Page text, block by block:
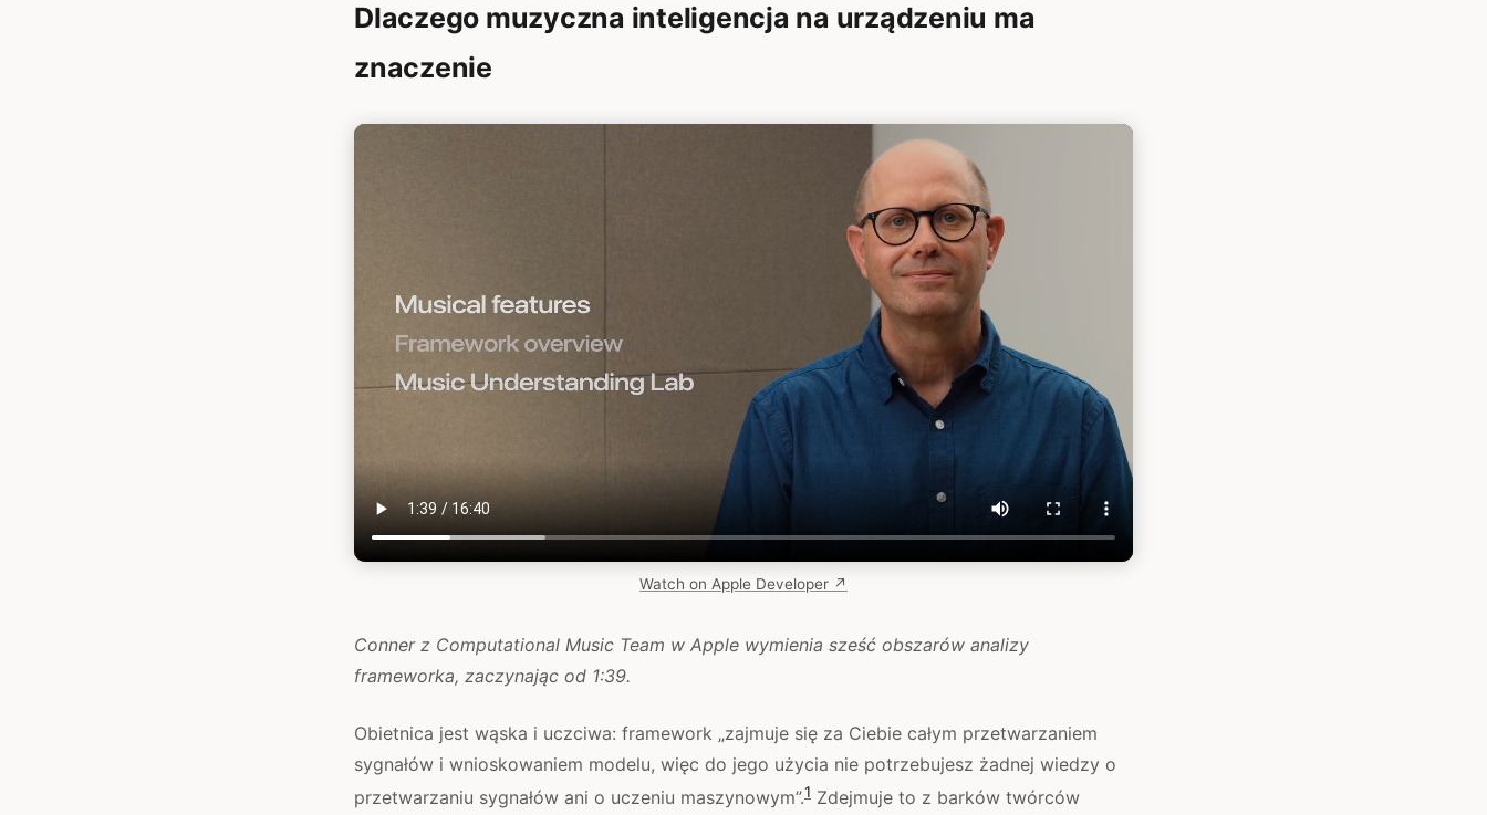
Dlaczego muzyczna inteligencja na urządzeniu ma
znaczenie
Watch on Apple Developer ↗
Conner z Computational Music Team w Apple wymienia sześć obszarów analizy
frameworka, zaczynając od 1:39.
Obietnica jest wąska i uczciwa: framework „zajmuje się za Ciebie całym przetwarzaniem
sygnałów i wnioskowaniem modelu, więc do jego użycia nie potrzebujesz żadnej wiedzy o
przetwarzaniu sygnałów ani o uczeniu maszynowym”.1 Zdejmuje to z barków twórców